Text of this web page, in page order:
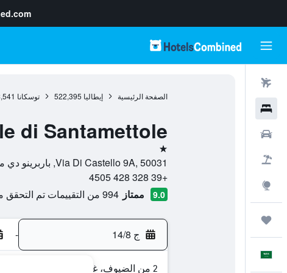
الصفحة الرئيسية إيطاليا 522,395 توسكانا
di Santamettole
نجمة واحدة
Via Di Castello 9A, 50031, باربرينو دي موغيلو, توسكانا, إيطاليا
+39 328 428 4505
9.0 ممتاز 994 من التقييمات تم التحقق منها
ج 14/8 -
2 من الضيوف، غرفة واحدة